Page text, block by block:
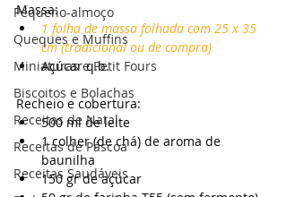
Pequeno-almoço
Queques e Muffins
Miniaturas e Petit Fours
Biscoitos e Bolachas
Receitas de Natal
Receitas de Páscoa
Receitas Saudáveis
Massa:
1 folha de massa folhada com 25 x 35
cm (tradicional ou de compra)
Açúcar q.b.
Recheio e cobertura:
500 ml de leite
1 colher (de chá) de aroma de
baunilha
150 gr de açúcar